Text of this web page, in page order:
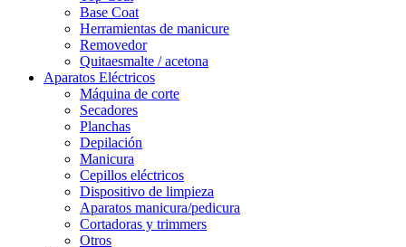
Base Coat
Herramientas de manicure
Removedor
Quitaesmalte / acetona
Aparatos Eléctricos
Máquina de corte
Secadores
Planchas
Depilación
Manicura
Cepillos eléctricos
Dispositivo de limpieza
Aparatos manicura/pedicura
Cortadoras y trimmers
Otros